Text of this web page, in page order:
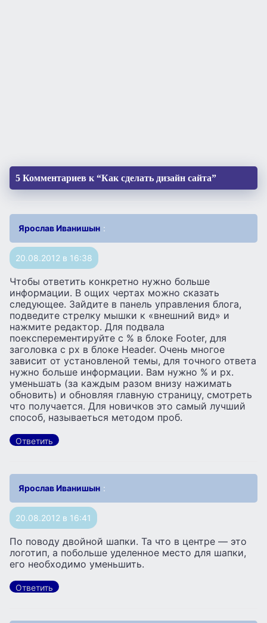
5 Комментариев к “Как сделать дизайн сайта”
Ярослав Иванишын :
20.08.2012 в 16:38
Чтобы ответить конкретно нужно больше
информации. В ощих чертах можно сказать
следующее. Зайдите в панель управления блога,
подведите стрелку мышки к «внешний вид» и
нажмите редактор. Для подвала
поексперементируйте с % в блоке Footer, для
заголовка с px в блоке Header. Очень многое
зависит от установленой темы, для точного ответа
нужно больше информации. Вам нужно % и px.
уменьшать (за каждым разом внизу нажимать
обновить) и обновляя главную страницу, смотреть
что получается. Для новичков это самый лучший
способ, называеться методом проб.
Ответить
Ярослав Иванишын :
20.08.2012 в 16:41
По поводу двойной шапки. Та что в центре — это
логотип, а побольше уделенное место для шапки,
его необходимо уменьшить.
Ответить